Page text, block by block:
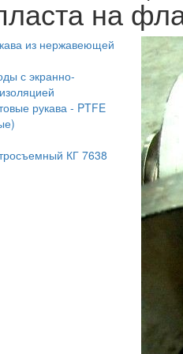
на
из нержавеющей
с экранно-
рукава - PTFE
КГ 7638